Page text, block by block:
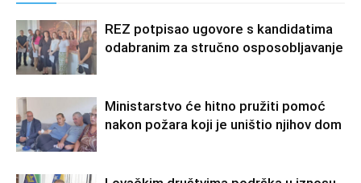
REZ potpisao ugovore s kandidatima
odabranim za stručno osposobljavanje
Ministarstvo će hitno pružiti pomoć
nakon požara koji je uništio njihov dom